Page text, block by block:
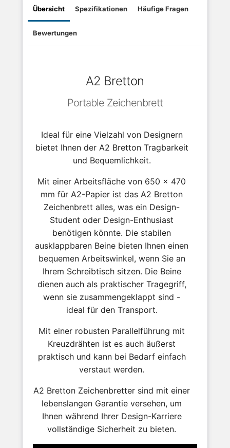
Übersicht Spezifikationen Häufige Fragen
Bewertungen
A2 Bretton
Portable Zeichenbrett
Ideal für eine Vielzahl von Designern
bietet Ihnen der A2 Bretton Tragbarkeit
und Bequemlichkeit.
Mit einer Arbeitsfläche von 650 x 470
mm für A2-Papier ist das A2 Bretton
Zeichenbrett alles, was ein Design-
Student oder Design-Enthusiast
benötigen könnte. Die stabilen
ausklappbaren Beine bieten Ihnen einen
bequemen Arbeitswinkel, wenn Sie an
Ihrem Schreibtisch sitzen. Die Beine
dienen auch als praktischer Tragegriff,
wenn sie zusammengeklappt sind -
ideal für den Transport.
Mit einer robusten Parallelführung mit
Kreuzdrähten ist es auch äußerst
praktisch und kann bei Bedarf einfach
verstaut werden.
A2 Bretton Zeichenbretter sind mit einer
lebenslangen Garantie versehen, um
Ihnen während Ihrer Design-Karriere
vollständige Sicherheit zu bieten.